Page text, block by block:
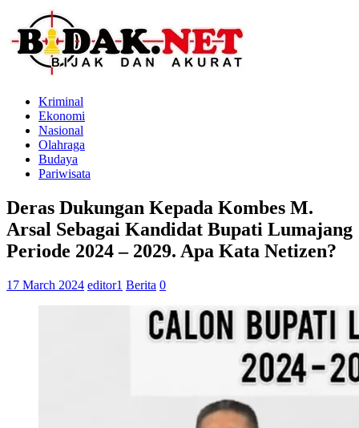
Kriminal
Ekonomi
Nasional
Olahraga
Budaya
Pariwisata
Deras Dukungan Kepada Kombes M.
Arsal Sebagai Kandidat Bupati Lumajang
Periode 2024 – 2029. Apa Kata Netizen?
17 March 2024 editor1 Berita 0